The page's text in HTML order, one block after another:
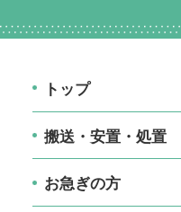
トップ
搬送・安置・処置
お急ぎの方